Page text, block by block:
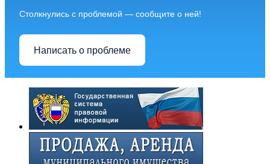
Столкнулись с проблемой — сообщите о ней!
Написать о проблеме